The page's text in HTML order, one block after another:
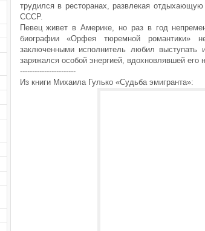
трудился в ресторанах, развлекая
СССР.
Певец живет в Америке, но раз в год
биографии «Орфея тюремной романтики»
заключенными исполнитель любил
заряжался особой энергией, вдохновлявшей его
-----------------------
Из книги Михаила Гулько «Судьба эмигранта»: